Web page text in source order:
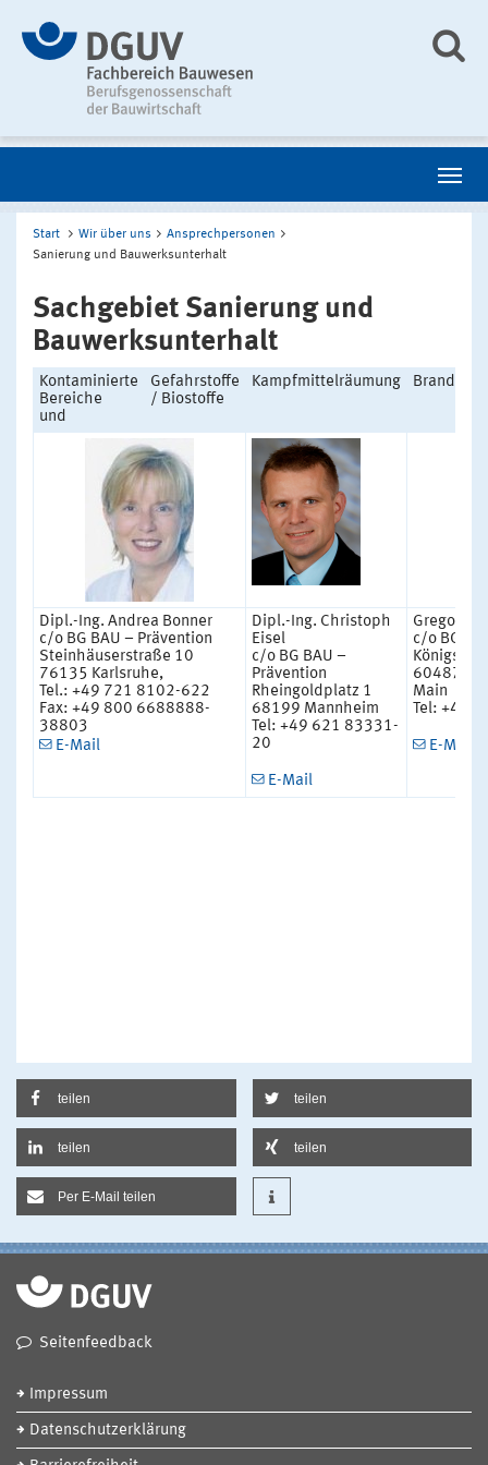
Start Wir über uns
Ansprechpersonen
Sanierung und Bauwerksunterhalt
Sachgebiet Sanierung und
Bauwerksunterhalt
Kontaminierte
Bereiche
und
Gefahrstoffe
/ Biostoffe
Kampfmittelräumung
Dipl.-Ing. Andrea Bonner
c/o BG BAU – Prävention
Steinhäuserstraße 10
76135 Karlsruhe,
Tel.: +49 721 8102-622
Fax: +49 800 6688888-
38803
E-Mail
Dipl.-Ing. Christoph
Eisel
c/o BG BAU –
Prävention
Rheingoldplatz 1
68199 Mannheim
Tel: +49 621 83331-
20
E-Mail
Gregor
c/o BG
60487
Main
Tel: +49
E-Mail
teilen teilen
teilen teilen
Per E-Mail teilen
Seitenfeedback
Impressum
Datenschutzerklärung